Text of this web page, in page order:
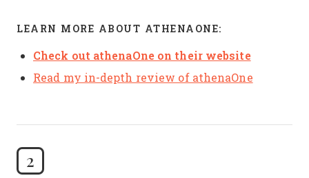
LEARN MORE ABOUT ATHENAONE:
Check out athenaOne on their website
Read my in-depth review of athenaOne
2